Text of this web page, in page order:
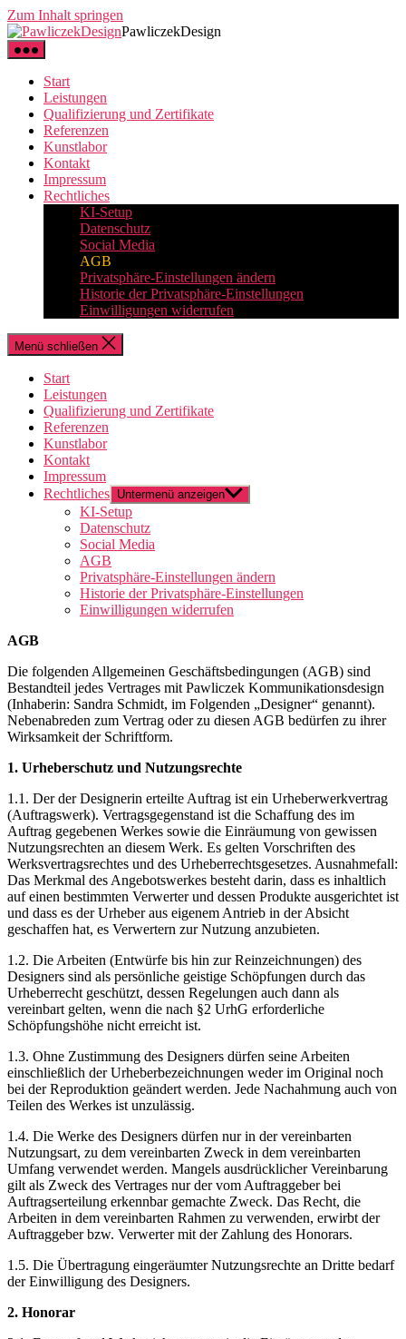
Zum Inhalt springen
PawliczekDesign
Start
Leistungen
Qualifizierung und Zertifikate
Referenzen
Kunstlabor
Kontakt
Impressum
Rechtliches
KI-Setup
Datenschutz
Social Media
AGB
Privatsphäre-Einstellungen ändern
Historie der Privatsphäre-Einstellungen
Einwilligungen widerrufen
Menü schließen
Start
Leistungen
Qualifizierung und Zertifikate
Referenzen
Kunstlabor
Kontakt
Impressum
Rechtliches Untermenü anzeigen
KI-Setup
Datenschutz
Social Media
AGB
Privatsphäre-Einstellungen ändern
Historie der Privatsphäre-Einstellungen
Einwilligungen widerrufen
AGB
Die folgenden Allgemeinen Geschäftsbedingungen (AGB) sind
Bestandteil jedes Vertrages mit Pawliczek Kommunikationsdesign
(Inhaberin: Sandra Schmidt, im Folgenden „Designer“ genannt).
Nebenabreden zum Vertrag oder zu diesen AGB bedürfen zu ihrer
Wirksamkeit der Schriftform.
1. Urheberschutz und Nutzungsrechte
1.1. Der der Designerin erteilte Auftrag ist ein Urheberwerkvertrag
(Auftragswerk). Vertragsgegenstand ist die Schaffung des im
Auftrag gegebenen Werkes sowie die Einräumung von gewissen
Nutzungsrechten an diesem Werk. Es gelten Vorschriften des
Werksvertragsrechtes und des Urheberrechtsgesetzes. Ausnahmefall:
Das Merkmal des Angebotswerkes besteht darin, dass es inhaltlich
auf einen bestimmten Verwerter und dessen Produkte ausgerichtet ist
und dass es der Urheber aus eigenem Antrieb in der Absicht
geschaffen hat, es Verwertern zur Nutzung anzubieten.
1.2. Die Arbeiten (Entwürfe bis hin zur Reinzeichnungen) des
Designers sind als persönliche geistige Schöpfungen durch das
Urheberrecht geschützt, dessen Regelungen auch dann als
vereinbart gelten, wenn die nach §2 UrhG erforderliche
Schöpfungshöhe nicht erreicht ist.
1.3. Ohne Zustimmung des Designers dürfen seine Arbeiten
einschließlich der Urheberbezeichnungen weder im Original noch
bei der Reproduktion geändert werden. Jede Nachahmung auch von
Teilen des Werkes ist unzulässig.
1.4. Die Werke des Designers dürfen nur in der vereinbarten
Nutzungsart, zu dem vereinbarten Zweck in dem vereinbarten
Umfang verwendet werden. Mangels ausdrücklicher Vereinbarung
gilt als Zweck des Vertrages nur der vom Auftraggeber bei
Auftragserteilung erkennbar gemachte Zweck. Das Recht, die
Arbeiten in dem vereinbarten Rahmen zu verwenden, erwirbt der
Auftraggeber bzw. Verwerter mit der Zahlung des Honorars.
1.5. Die Übertragung eingeräumter Nutzungsrechte an Dritte bedarf
der Einwilligung des Designers.
2. Honorar